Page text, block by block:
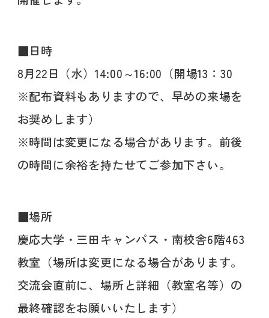
■日時
8月22日（水）14:00～16:00（開場13：30
※配布資料もありますので、早めの来場を
お奨めします）
※時間は変更になる場合があります。前後
の時間に余裕を持たせてご参加下さい。
■場所
慶応大学・三田キャンパス・南校舎6階463
教室（場所は変更になる場合があります。
交流会直前に、場所と詳細（教室名等）の
最終確認をお願いいたします）